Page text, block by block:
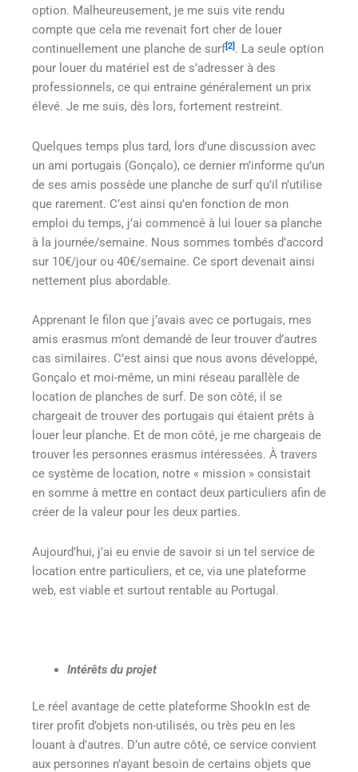
option. Malheureusement, je me suis vite rendu
compte que cela me revenait fort cher de louer
continuellement une planche de surf[2] . La seule option
pour louer du matériel est de s’adresser à des
professionnels, ce qui entraine généralement un prix
élevé. Je me suis, dès lors, fortement restreint.
Quelques temps plus tard, lors d’une discussion avec
un ami portugais (Gonçalo), ce dernier m’informe qu’un
de ses amis possède une planche de surf qu’il n’utilise
que rarement. C’est ainsi qu’en fonction de mon
emploi du temps, j’ai commencé à lui louer sa planche
à la journée/semaine. Nous sommes tombés d’accord
sur 10€/jour ou 40€/semaine. Ce sport devenait ainsi
nettement plus abordable.
Apprenant le filon que j’avais avec ce portugais, mes
amis erasmus m’ont demandé de leur trouver d’autres
cas similaires. C’est ainsi que nous avons développé,
Gonçalo et moi-même, un mini réseau parallèle de
location de planches de surf. De son côté, il se
chargeait de trouver des portugais qui étaient prêts à
louer leur planche. Et de mon côté, je me chargeais de
trouver les personnes erasmus intéressées. À travers
ce système de location, notre « mission » consistait
en somme à mettre en contact deux particuliers afin de
créer de la valeur pour les deux parties.
Aujourd’hui, j’ai eu envie de savoir si un tel service de
location entre particuliers, et ce, via une plateforme
web, est viable et surtout rentable au Portugal.
Intérêts du projet
Le réel avantage de cette plateforme ShookIn est de
tirer profit d’objets non-utilisés, ou très peu en les
louant à d’autres. D’un autre côté, ce service convient
aux personnes n’ayant besoin de certains objets que